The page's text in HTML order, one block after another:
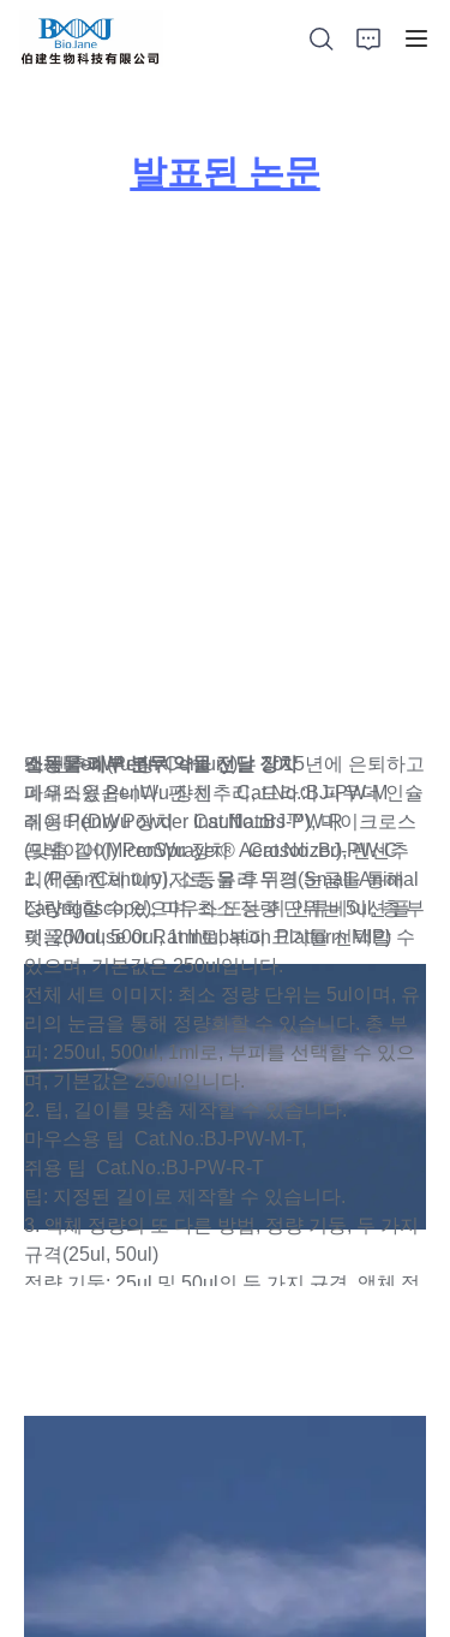
발표된 논문
소동물 폐부 분무 약물 전달 장치
액체 PenWu 장치
마우스용 PenWu 장치 Cat.No.:BJ-PW-M
쥐용 PenWu 장치 Cat.No.:BJ-PW-R
(맞춤 길이) PenWu 장치 Cat.No.:BJ-PW-C
1. 제품 전체 이미지로, 유리 위의 눈금을 통해
정량화할 수 있으며, 최소 정량 단위는 5ul, 총 부
피: 250ul, 500ul, 1ml로, 부피 크기를 선택할 수
있으며, 기본값은 250ul입니다.
전체 세트 이미지: 최소 정량 단위는 5ul이며, 유
리의 눈금을 통해 정량화할 수 있습니다. 총 부
피: 250ul, 500ul, 1ml로, 부피를 선택할 수 있으
며, 기본값은 250ul입니다.
2. 팁, 길이를 맞춤 제작할 수 있습니다.
마우스용 팁 Cat.No.:BJ-PW-M-T,
쥐용 팁 Cat.No.:BJ-PW-R-T
팁: 지정된 길이로 제작할 수 있습니다.
3. 액체 정량의 또 다른 방법, 정량 기둥, 두 가지
규격(25ul, 50ul)
정량 기둥: 25ul 및 50ul의 두 가지 규격, 액체 정
펜-센추리(Penn-Century)는 2015년에 은퇴하고
폐쇄되었습니다. 펜-센추리, 드라이 파우더 인슐
레이터(Dry Powder Insufflators™), 마이크로스
프레이어(MicroSprayer® Aerosolizer), 펜센추
리(PennCentury), 소동물 후두경(Small-Animal
Laryngoscope), 마우스 또는 쥐 인튜베이션 플
랫폼(Mouse or Rat Intubation Platform MIP)